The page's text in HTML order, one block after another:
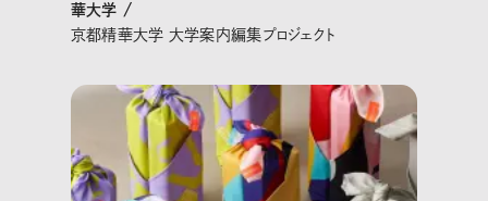
華大学 /
京都精華大学 大学案内編集プロジェクト